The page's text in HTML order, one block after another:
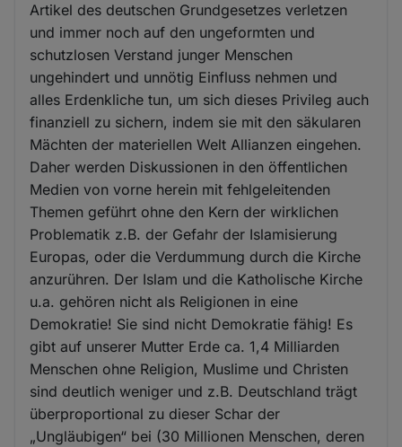
Artikel des deutschen Grundgesetzes verletzen
und immer noch auf den ungeformten und
schutzlosen Verstand junger Menschen
ungehindert und unnötig Einfluss nehmen und
alles Erdenkliche tun, um sich dieses Privileg auch
finanziell zu sichern, indem sie mit den säkularen
Mächten der materiellen Welt Allianzen eingehen.
Daher werden Diskussionen in den öffentlichen
Medien von vorne herein mit fehlgeleitenden
Themen geführt ohne den Kern der wirklichen
Problematik z.B. der Gefahr der Islamisierung
Europas, oder die Verdummung durch die Kirche
anzurühren. Der Islam und die Katholische Kirche
u.a. gehören nicht als Religionen in eine
Demokratie! Sie sind nicht Demokratie fähig! Es
gibt auf unserer Mutter Erde ca. 1,4 Milliarden
Menschen ohne Religion, Muslime und Christen
sind deutlich weniger und z.B. Deutschland trägt
überproportional zu dieser Schar der
„Ungläubigen“ bei (30 Millionen Menschen, deren